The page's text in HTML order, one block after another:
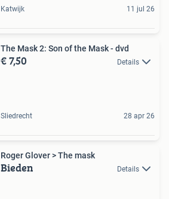
Katwijk 11 jul 26
The Mask 2: Son of the Mask - dvd
€ 7,50 Details
Sliedrecht 28 apr 26
Roger Glover > The mask
Bieden Details